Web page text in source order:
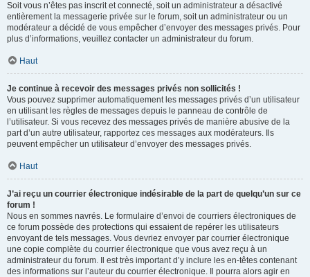
Soit vous n’êtes pas inscrit et connecté, soit un administrateur a désactivé
entièrement la messagerie privée sur le forum, soit un administrateur ou un
modérateur a décidé de vous empêcher d’envoyer des messages privés. Pour
plus d’informations, veuillez contacter un administrateur du forum.
Haut
Je continue à recevoir des messages privés non sollicités !
Vous pouvez supprimer automatiquement les messages privés d’un utilisateur
en utilisant les règles de messages depuis le panneau de contrôle de
l’utilisateur. Si vous recevez des messages privés de manière abusive de la
part d’un autre utilisateur, rapportez ces messages aux modérateurs. Ils
peuvent empêcher un utilisateur d’envoyer des messages privés.
Haut
J’ai reçu un courrier électronique indésirable de la part de quelqu’un sur ce
forum !
Nous en sommes navrés. Le formulaire d’envoi de courriers électroniques de
ce forum possède des protections qui essaient de repérer les utilisateurs
envoyant de tels messages. Vous devriez envoyer par courrier électronique
une copie complète du courrier électronique que vous avez reçu à un
administrateur du forum. Il est très important d’y inclure les en-têtes contenant
des informations sur l’auteur du courrier électronique. Il pourra alors agir en